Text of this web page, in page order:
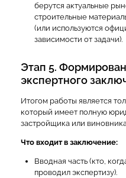
берутся актуальные
строительные
(или используются
зависимости от задачи).
Этап 5.
экспертного
Итогом работы является
который имеет полную
застройщика или
Что входит в заключение:
Вводная часть (кто,
проводил экспертизу).